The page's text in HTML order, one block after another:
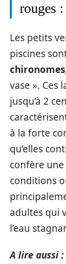
rouges
Les petits
piscines
chironomes
vase ». Ces
jusqu’à 2
à la forte
qu’elles
confère
conditions
adultes qui
l’eau
A lire aussi :